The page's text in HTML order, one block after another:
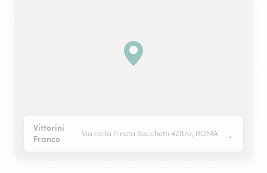
Vittorini
Franco
Via della Pineta Sacchetti 428/a, ROMA →